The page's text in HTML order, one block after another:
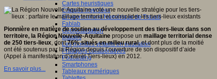
Cartes heuristiques
Classes inversées
Environnement Numérique de Travail
Fablab
Géolocalisation
Images
Les mondes virtuels en éducation
Pratiques collaboratives
Podcasting
Smartphones
Tableaux numériques
Pionnière en matière de soutien au développement des tiers-lieux dans son
territoire, la Région Nouvelle-Aquitaine propose un maillage territorial dense
de 250 tiers-lieux, dont76% situés en milieu rural, et dont plus de la moitié
ont été soutenus par la Région depuis l’ouverture de son dispositif d’aide
(Appel à manifestation d’intérêt Tiers-lieux) en 2012.
En savoir plus...